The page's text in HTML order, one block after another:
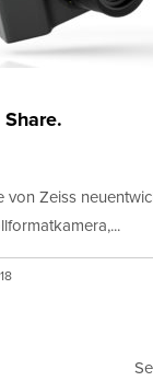
von Zeiss